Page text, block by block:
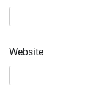
Website